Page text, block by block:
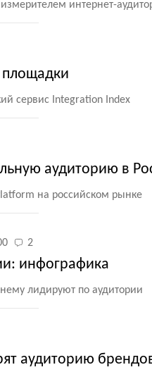
интернет-
площадки
сервис Integration Index
аудиторию в
на российском рынке
2
инфографика
лидируют по аудитории
аудиторию